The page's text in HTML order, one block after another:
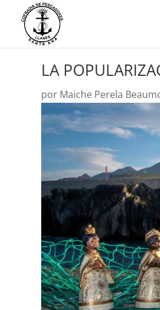
LA
por Maiche Perela